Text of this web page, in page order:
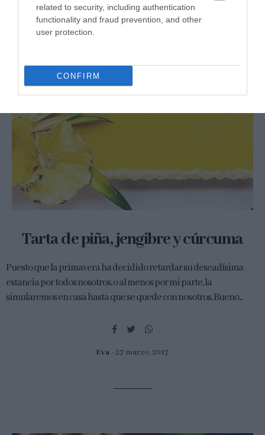
related to security, including authentication
functionality and fraud prevention, and other
user protection.
CONFIRM
Tarta de piña, jengibre y cúrcuma
Puesto que la primavera ha decidido retardar su deseadísima
estancia por todos nosotros, o al menos por mi parte, la
simularemos en casa hasta que se quede con nosotros. Bueno...
Eva 27 marzo, 2017